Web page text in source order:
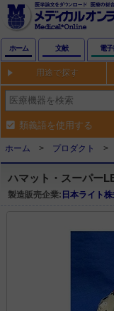
ホーム 文献 電
用途で探す
類義語を使用する
ホーム プロダクト
ハマット・スーパー
製造販売企業: 日本ライト